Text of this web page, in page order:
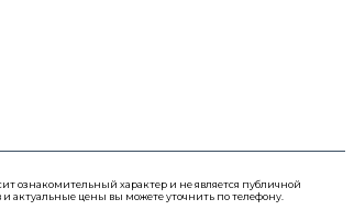
ознакомительный характер и не является публичной
и актуальные цены вы можете уточнить по телефону.